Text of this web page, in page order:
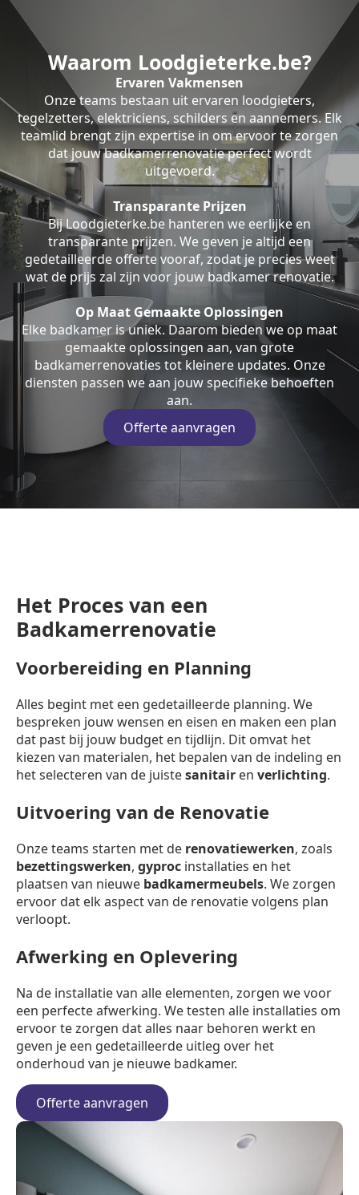
Waarom Loodgieterke.be?
Ervaren Vakmensen
Onze teams bestaan uit ervaren loodgieters,
tegelzetters, elektriciens, schilders en aannemers. Elk
teamlid brengt zijn expertise in om ervoor te zorgen
dat jouw badkamerrenovatie perfect wordt
uitgevoerd.
Transparante Prijzen
Bij Loodgieterke.be hanteren we eerlijke en
transparante prijzen. We geven je altijd een
gedetailleerde offerte vooraf, zodat je precies weet
wat de prijs zal zijn voor jouw badkamer renovatie.
Op Maat Gemaakte Oplossingen
Elke badkamer is uniek. Daarom bieden we op maat
gemaakte oplossingen aan, van grote
badkamerrenovaties tot kleinere updates. Onze
diensten passen we aan jouw specifieke behoeften
aan.
Offerte aanvragen
Het Proces van een
Badkamerrenovatie
Voorbereiding en Planning
Alles begint met een gedetailleerde planning. We
bespreken jouw wensen en eisen en maken een plan
dat past bij jouw budget en tijdlijn. Dit omvat het
kiezen van materialen, het bepalen van de indeling en
het selecteren van de juistesanitair en verlichting.
Uitvoering van de Renovatie
Onze teams starten met de renovatiewerken, zoals
bezettingswerken, gyproc installaties en het
plaatsen van nieuwe badkamermeubels. We zorgen
ervoor dat elk aspect van de renovatie volgens plan
verloopt.
Afwerking en Oplevering
Na de installatie van alle elementen, zorgen we voor
een perfecte afwerking. We testen alle installaties om
ervoor te zorgen dat alles naar behoren werkt en
geven je een gedetailleerde uitleg over het
onderhoud van je nieuwe badkamer.
Offerte aanvragen